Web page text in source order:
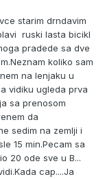
starim drndavim
ruski lasta bicikl
pradede sa dve
koliko sam
na lenjaku u
vidiku ugleda prva
sa prenosom
da
sedim na zemlji i
15 min.Pecam sa
20 ode sve u B...
cap....Ja